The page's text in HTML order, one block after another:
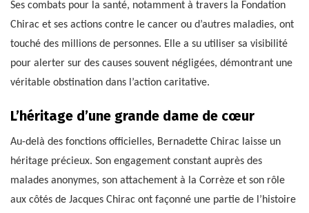
Ses combats pour la santé, notamment à travers la Fondation
Chirac et ses actions contre le cancer ou d’autres maladies, ont
touché des millions de personnes. Elle a su utiliser sa visibilité
pour alerter sur des causes souvent négligées, démontrant une
véritable obstination dans l’action caritative.
L’héritage d’une grande dame de cœur
Au-delà des fonctions officielles, Bernadette Chirac laisse un
héritage précieux. Son engagement constant auprès des
malades anonymes, son attachement à la Corrèze et son rôle
aux côtés de Jacques Chirac ont façonné une partie de l’histoire